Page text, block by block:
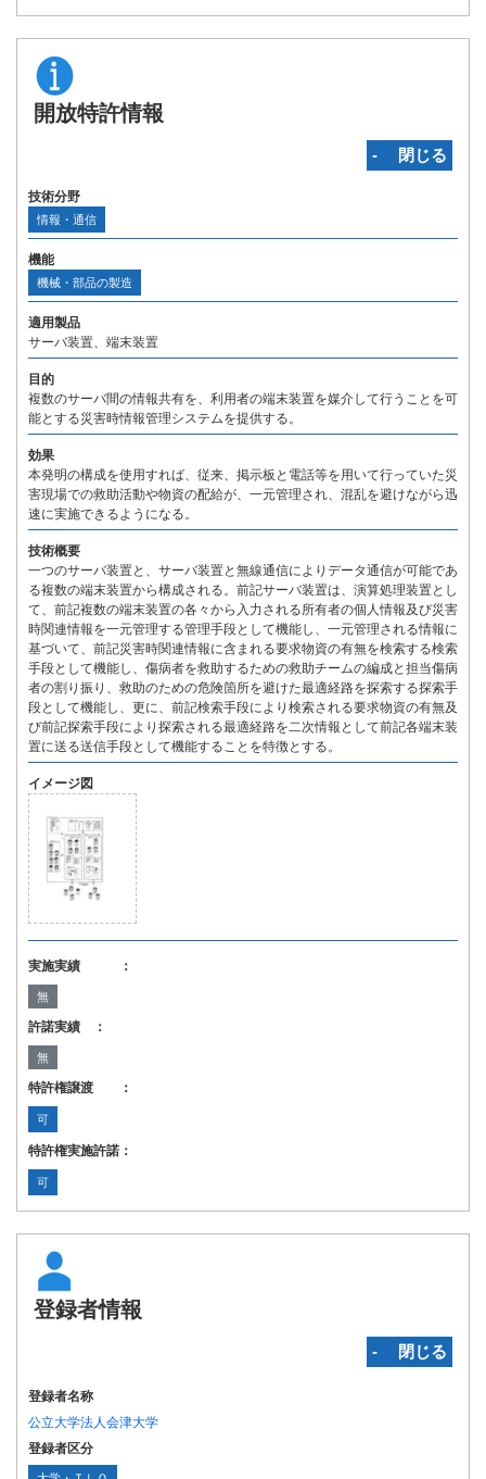
開放特許情報
‐ 閉じる
技術分野
情報・通信
機能
機械・部品の製造
適用製品
サーバ装置、端末装置
目的
複数のサーバ間の情報共有を、利用者の端末装置を媒介して行うことを可
能とする災害時情報管理システムを提供する。
効果
本発明の構成を使用すれば、従来、掲示板と電話等を用いて行っていた災
害現場での救助活動や物資の配給が、一元管理され、混乱を避けながら迅
速に実施できるようになる。
技術概要
一つのサーバ装置と、サーバ装置と無線通信によりデータ通信が可能であ
る複数の端末装置から構成される。前記サーバ装置は、演算処理装置とし
て、前記複数の端末装置の各々から入力される所有者の個人情報及び災害
時関連情報を一元管理する管理手段として機能し、一元管理される情報に
基づいて、前記災害時関連情報に含まれる要求物資の有無を検索する検索
手段として機能し、傷病者を救助するための救助チームの編成と担当傷病
者の割り振り、救助のための危険箇所を避けた最適経路を探索する探索手
段として機能し、更に、前記検索手段により検索される要求物資の有無及
び前記探索手段により探索される最適経路を二次情報として前記各端末装
置に送る送信手段として機能することを特徴とする。
イメージ図
実施実績 ：
無
許諾実績 ：
無
特許権譲渡 ：
可
特許権実施許諾：
可
登録者情報
‐ 閉じる
登録者名称
公立大学法人会津大学
登録者区分